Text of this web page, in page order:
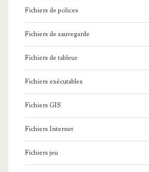
Fichiers de polices
Fichiers de sauvegarde
Fichiers de tableur
Fichiers exécutables
Fichiers GIS
Fichiers Internet
Fichiers jeu